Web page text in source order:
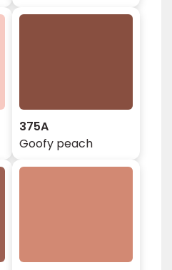
375A
Goofy peach